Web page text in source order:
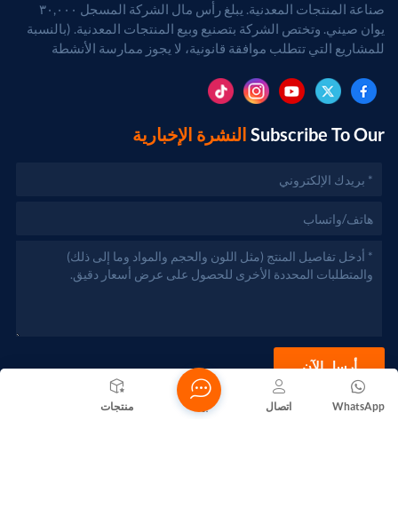
صناعة المنتجات المعدنية. يبلغ رأس مال الشركة المسجل ٣٠,٠٠٠
يوان صيني. وتختص الشركة بتصنيع وبيع المنتجات المعدنية. (بالنسبة
للمشاريع التي تتطلب موافقة قانونية، لا يجوز ممارسة الأنشطة
Subscribe To Our النشرة الإخبارية
أرسل الآن
منتجات WhatsApp اتصال